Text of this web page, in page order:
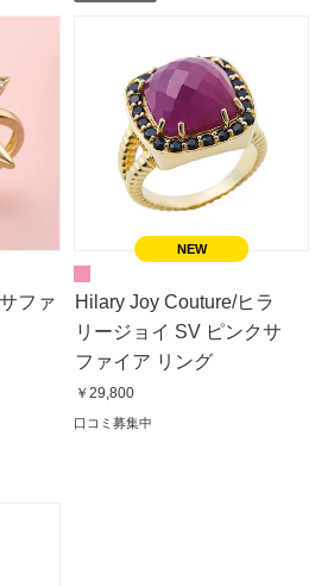
ファ
Hilary Joy Couture/ヒラ
リージョイ SV ピンクサ
ファイア リング
￥29,800
口コミ募集中